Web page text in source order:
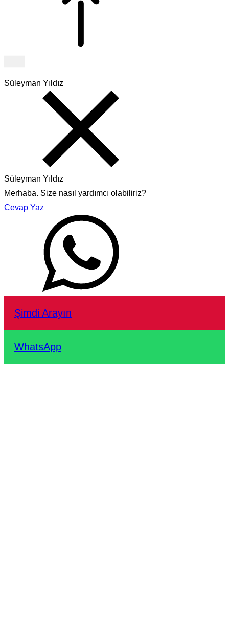
Süleyman Yıldız
Süleyman Yıldız
Merhaba. Size nasıl yardımcı olabiliriz?
Cevap Yaz
Şimdi Arayın
WhatsApp